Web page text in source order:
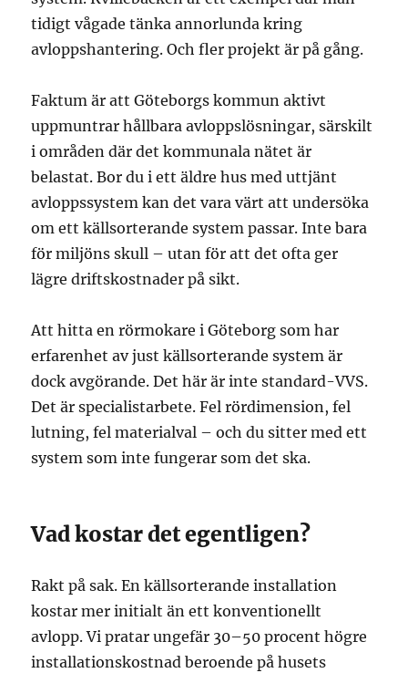
tidigt vågade tänka annorlunda kring
avloppshantering. Och fler projekt är på gång.
Faktum är att Göteborgs kommun aktivt
uppmuntrar hållbara avloppslösningar, särskilt
i områden där det kommunala nätet är
belastat. Bor du i ett äldre hus med uttjänt
avloppssystem kan det vara värt att undersöka
om ett källsorterande system passar. Inte bara
för miljöns skull – utan för att det ofta ger
lägre driftskostnader på sikt.
Att hitta en rörmokare i Göteborg som har
erfarenhet av just källsorterande system är
dock avgörande. Det här är inte standard-VVS.
Det är specialistarbete. Fel rördimension, fel
lutning, fel materialval – och du sitter med ett
system som inte fungerar som det ska.
Vad kostar det egentligen?
Rakt på sak. En källsorterande installation
kostar mer initialt än ett konventionellt
avlopp. Vi pratar ungefär 30–50 procent högre
installationskostnad beroende på husets